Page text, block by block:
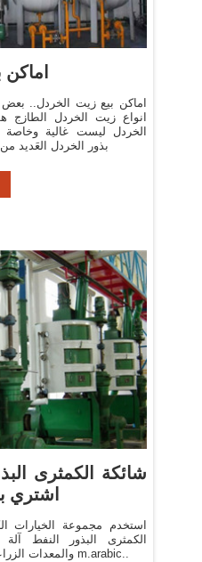
اماكن
اماكن بيع زيت الخردل..
انواع زيت الخردل الطازج
الخردل ليست غالية وخاصة
بذور الخردل العَديد
شائكة الكمثرى
اشتري
استخدم مجموعة الخيارات
الكمثرى البذور النفط
والمعدات الزراعية وتسوق المزيد على m.arabic..